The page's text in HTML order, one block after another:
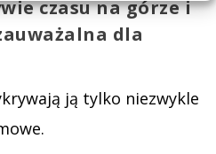
czasu na górze i
dla
ją tylko niezwykle